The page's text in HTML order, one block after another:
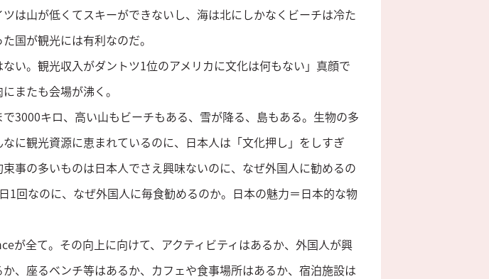
は山が低くてスキーができないし、海は北にしかなくビーチは冷た
国が観光には有利なのだ。
ない。観光収入がダントツ1位のアメリカに文化は何もない」真顔で
またも会場が沸く。
3000キロ、高い山もビーチもある、雪が降る、島もある。生物の多
に観光資源に恵まれているのに、日本人は「文化押し」をしすぎ
事の多いものは日本人でさえ興味ないのに、なぜ外国人に勧めるの
1回なのに、なぜ外国人に毎食勧めるのか。日本の魅力＝日本的な物
が全て。その向上に向けて、アクティビティはあるか、外国人が興
、座るベンチ等はあるか、カフェや食事場所はあるか、宿泊施設は